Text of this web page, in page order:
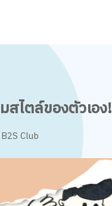
ไตล์ของตัวเอง!
B2S Club